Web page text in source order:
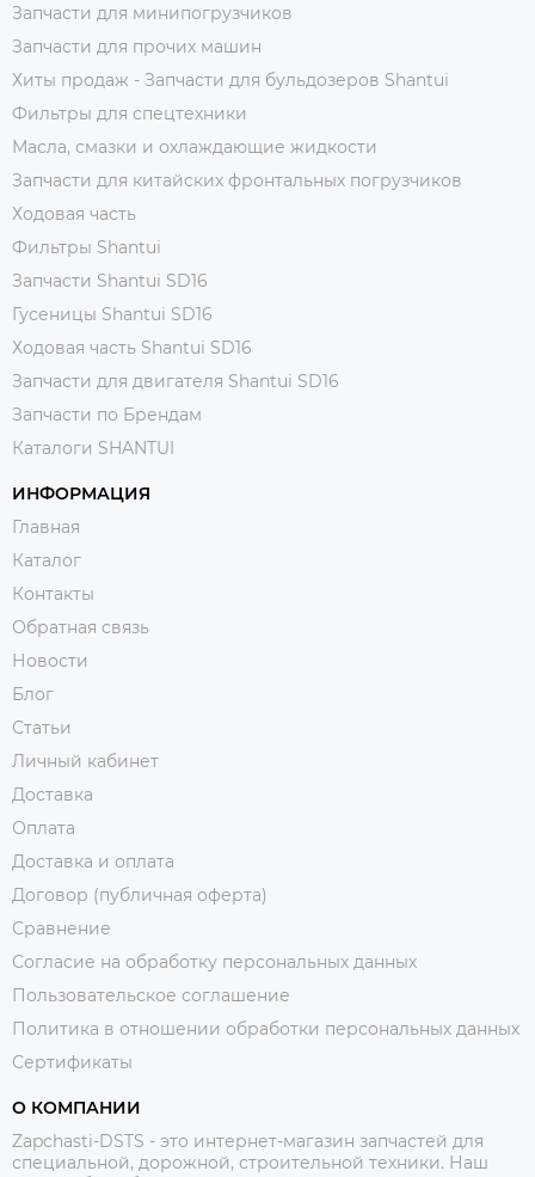
Запчасти для минипогрузчиков
Запчасти для прочих машин
Хиты продаж - Запчасти для бульдозеров Shantui
Фильтры для спецтехники
Масла, смазки и охлаждающие жидкости
Запчасти для китайских фронтальных погрузчиков
Ходовая часть
Фильтры Shantui
Запчасти Shantui SD16
Гусеницы Shantui SD16
Ходовая часть Shantui SD16
Запчасти для двигателя Shantui SD16
Запчасти по Брендам
Каталоги SHANTUI
ИНФОРМАЦИЯ
Главная
Каталог
Контакты
Обратная связь
Новости
Блог
Статьи
Личный кабинет
Доставка
Оплата
Доставка и оплата
Договор (публичная оферта)
Сравнение
Согласие на обработку персональных данных
Пользовательское соглашение
Политика в отношении обработки персональных данных
Сертификаты
О КОМПАНИИ
Zapchasti-DSTS - это интернет-магазин запчастей для
специальной, дорожной, строительной техники. Наш